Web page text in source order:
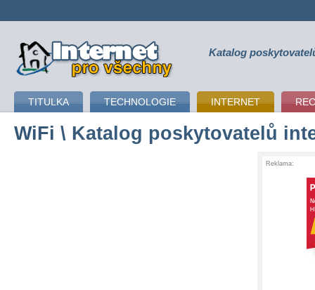
připojení k internetu Katalog
TITULKA TECHNOLOGIE INTERNET
WiFi \ Katalog poskytovatelů
Reklama: